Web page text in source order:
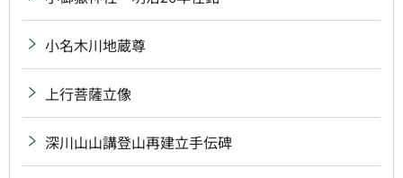
小名木川地蔵尊
上行菩薩立像
深川山山講登山再建立手伝碑